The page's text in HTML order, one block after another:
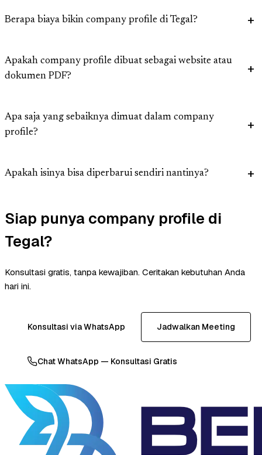
Berapa biaya bikin company profile di Tegal?
Apakah company profile dibuat sebagai website atau
dokumen PDF?
Apa saja yang sebaiknya dimuat dalam company
profile?
Apakah isinya bisa diperbarui sendiri nantinya?
Siap punya company profile di
Tegal?
Konsultasi gratis, tanpa kewajiban. Ceritakan kebutuhan Anda
hari ini.
Konsultasi via WhatsApp Jadwalkan Meeting
Chat WhatsApp — Konsultasi Gratis